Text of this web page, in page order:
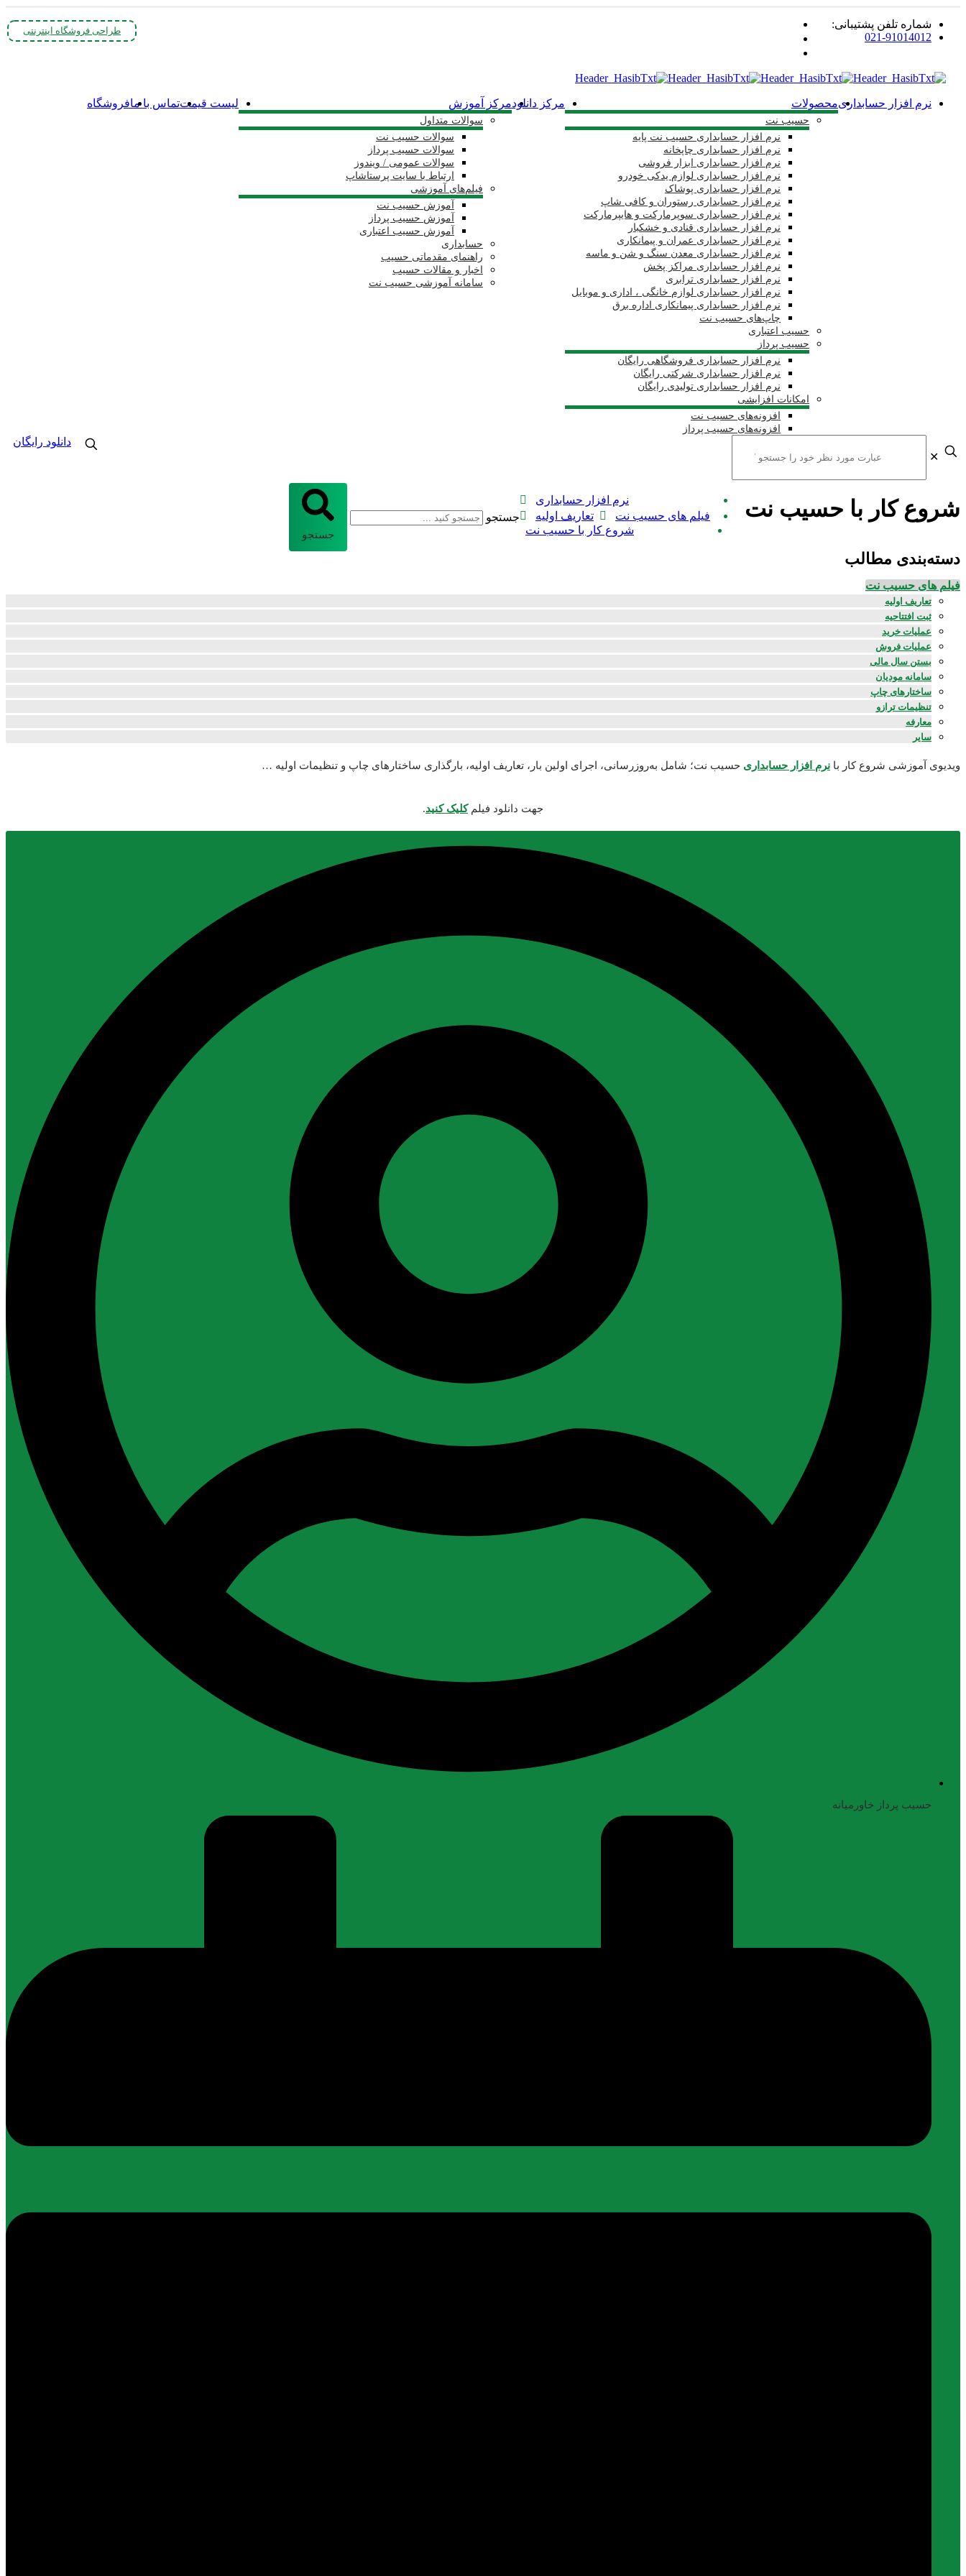
شماره تلفن پشتیبانی:
021-91014012
طراحی فروشگاه اینترنتی
نرم افزار حسابداریمحصولات
حسیب نت
نرم افزار حسابداری حسیب نت پایه
نرم افزار حسابداری چاپخانه
نرم افزار حسابداری ابزار فروشی
نرم افزار حسابداری لوازم یدکی خودرو
نرم افزار حسابداری پوشاک
نرم افزار حسابداری رستوران و کافی شاپ
نرم افزار حسابداری سوپرمارکت و هایپرمارکت
نرم افزار حسابداری قنادی و خشکبار
نرم افزار حسابداری عمران و پیمانکاری
نرم افزار حسابداری معدن سنگ و شن و ماسه
نرم افزار حسابداری مراکز پخش
نرم افزار حسابداری ترابری
نرم افزار حسابداری لوازم خانگی ، اداری و موبایل
نرم افزار حسابداری پیمانکاری اداره برق
چاپ‌های حسیب نت
حسیب اعتباری
حسیب پرداز
نرم افزار حسابداری فروشگاهی رایگان
نرم افزار حسابداری شرکتی رایگان
نرم افزار حسابداری تولیدی رایگان
امکانات افزایشی
افزونه‌های حسیب نت
افزونه‌های حسیب پرداز
مرکز دانلودمرکز آموزش
سوالات متداول
سوالات حسیب نت
سوالات حسیب پرداز
سوالات عمومی / ویندوز
ارتباط با سایت پرستاشاپ
فیلم‌های آموزشی
آموزش حسیب نت
آموزش حسیب پرداز
آموزش حسیب اعتباری
حسابداری
راهنمای مقدماتی حسیب
اخبار و مقالات حسیب
سامانه آموزشی حسیب نت
لیست قیمتتماس با مافروشگاه
دانلود رایگان
✕
شروع کار با حسیب نت
نرم افزار حسابداری
فیلم های حسیب نت
تعاریف اولیه
شروع کار با حسیب نت
جستجو
جستجو
دسته‌بندی مطالب
فیلم های حسیب نت
تعاریف اولیه
ثبت افتتاحیه
عملیات خرید
عملیات فروش
بستن سال مالی
سامانه مودیان
ساختارهای چاپ
تنظیمات ترازو
معارفه
سایر
ویدیوی آموزشی شروع کار با نرم افزار حسابداری حسیب نت؛ شامل به‌روزرسانی، اجرای اولین بار، تعاریف اولیه، بارگذاری ساختارهای چاپ و تنظیمات اولیه …
جهت دانلود فیلمکلیک کنید.
حسیب پرداز خاورمیانه